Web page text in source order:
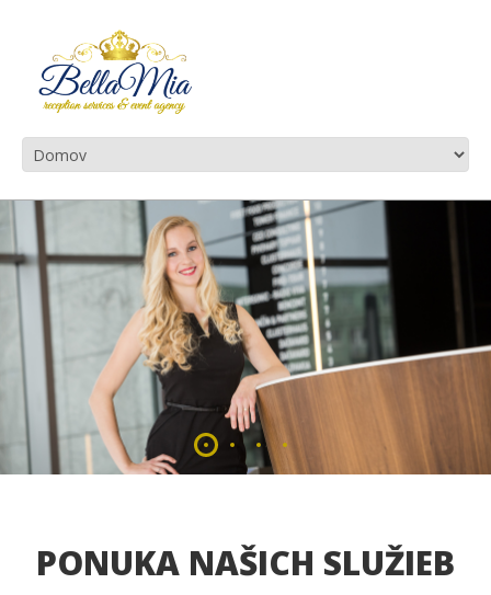
PONUKA NAŠICH SLUŽIEB